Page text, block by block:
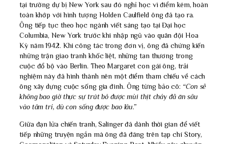
tại trường dự bị New York sau đó nghỉ học vì điểm kém, hoàn
toàn khớp với hình tượng Holden Caulfield ông đã tạo ra.
Ông tiếp tục theo học ngành viết sáng tạo tại Đại học
Columbia, New York trước khi nhập ngũ vào quân đội Hoa
Kỳ năm 1942. Khi công tác trong đơn vị, ông đã chứng kiến
những trận giao tranh khốc liệt, những tan thương trong
cuộc đổ bộ vào Berlin. Theo Margaret con gái ông, trải
nghiệm này đã hình thành nên một điểm tham chiếu về cách
ông xây dựng cuộc sống gia đình. Ông từng bảo cô: “Con sẽ
không bao giờ thực sự trút bỏ được mùi thịt cháy đã ăn sâu
vào tâm trí, dù con sống được bao lâu.”
Giữa đạn lửa chiến tranh, Salinger đã dành thời gian để viết
tiếp những truyện ngắn mà ông đã đăng trên tạp chí Story,